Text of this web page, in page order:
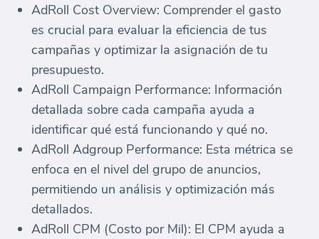
AdRoll Cost Overview: Comprender el gasto
es crucial para evaluar la eficiencia de tus
campañas y optimizar la asignación de tu
presupuesto.
AdRoll Campaign Performance: Información
detallada sobre cada campaña ayuda a
identificar qué está funcionando y qué no.
AdRoll Adgroup Performance: Esta métrica se
enfoca en el nivel del grupo de anuncios,
permitiendo un análisis y optimización más
detallados.
AdRoll CPM (Costo por Mil): El CPM ayuda a